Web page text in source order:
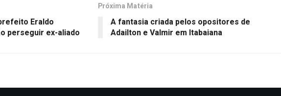
Eraldo
perseguir ex-aliado
Próxima Matéria
A fantasia criada pelos opositores de
Adailton e Valmir em Itabaiana